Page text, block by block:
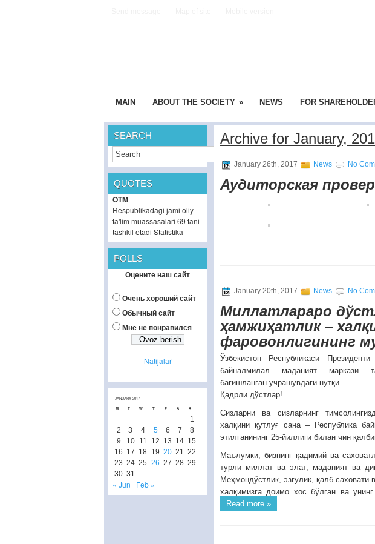
MAIN ABOUT THE SOCIETY » NEWS FOR
SEARCH
QUOTES
OTM
Respublikadagi jami oliy
ta'lim muassasalari 69 tani
tashkil etadi Statistika
POLLS
Оцените наш сайт
Очень хороший сайт
Обычный сайт
Мне не понравился
Natijalar
JANUARY 2017
M
T W T F S S
1
2
3 4 5 6 7
8
9
10 11 12 13 14 15
16 17 18 19 20 21 22
23 24 25 26 27 28 29
30 31
« Jun Feb »
Archive for January,
January 26th, 2017 News No
Аудиторская
January 20th, 2017 News No
Миллатлараро
ҳамжиҳатлик –
фаровонлигининг
Ўзбекистон Республикаси
байналмилал маданият маркази
бағишланган учрашувдаги нутқи
Қадрли дўстлар!
Сизларни ва сизларнинг
халқини қутлуғ сана – Республика
этилганининг 25-йиллиги билан чин
Маълумки, бизнинг қадимий ва
турли миллат ва элат, маданият ва
Меҳмондўстлик, эзгулик, қалб саховати
халқимизга доимо хос бўлган ва
Read more »